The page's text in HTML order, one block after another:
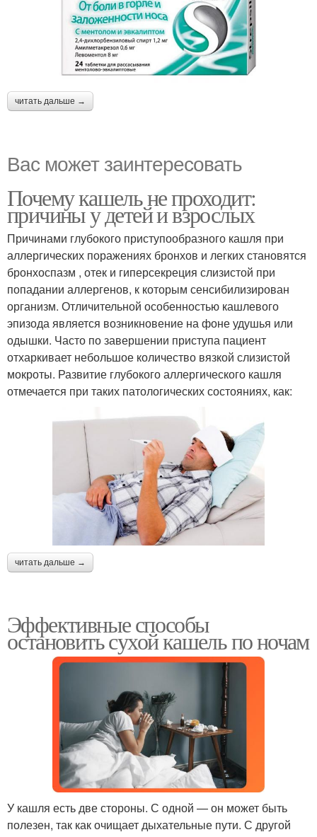
читать дальше →
Вас может заинтересовать
Почему кашель не проходит:
причины у детей и взрослых
Причинами глубокого приступообразного кашля при
аллергических поражениях бронхов и легких становятся
бронхоспазм , отек и гиперсекреция слизистой при
попадании аллергенов, к которым сенсибилизирован
организм. Отличительной особенностью кашлевого
эпизода является возникновение на фоне удушья или
одышки. Часто по завершении приступа пациент
отхаркивает небольшое количество вязкой слизистой
мокроты. Развитие глубокого аллергического кашля
отмечается при таких патологических состояниях, как:
читать дальше →
Эффективные способы
остановить сухой кашель по ночам
У кашля есть две стороны. С одной — он может быть
полезен, так как очищает дыхательные пути. С другой